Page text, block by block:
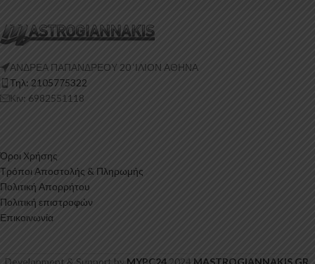
ΑΝΔΡΕΑ ΠΑΠΑΝΔΡΕΟΥ 20 ‘ΙΛΙΟΝ ΑΘΗΝΑ
Τηλ: 2105775322
Κιν: 6982551118
Όροι Χρήσης
Τρόποι Αποστολής & Πληρωμής
Πολιτική Απορρήτου
Πολιτική επιστροφών
Επικοινωνία
Development & Support by MYPC242024 MASTROGIANNAKIS.GR